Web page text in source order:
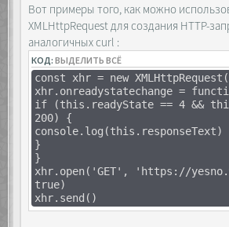
// Сортировка, если
.sort((a, b) =>
b.dataset.order)
.forEach(el =>
currentList.appendChild(el));
});
});
</script>
</body>
</html>
Вот примеры того, как можно
XMLHttpRequest для создания HTTP-
аналогичных curl :
КОД:ВЫДЕЛИТЬ ВСЁ
const xhr = new
xhr.onreadystatechange =
if (this.readyState == 4 &&
200) {
console.log(this.responseText)
}
}
xhr.open('GET', 'https://
true)
xhr.send()